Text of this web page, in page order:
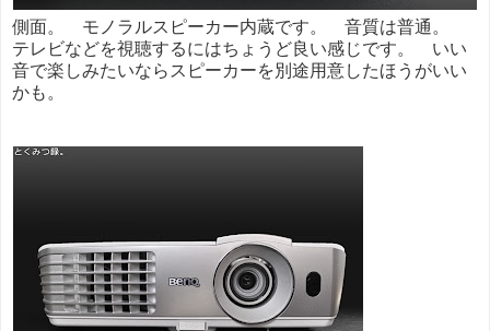
側面。 モノラルスピーカー内蔵です。 音質は普通。
テレビなどを視聴するにはちょうど良い感じです。 いい
音で楽しみたいならスピーカーを別途用意したほうがいい
かも。